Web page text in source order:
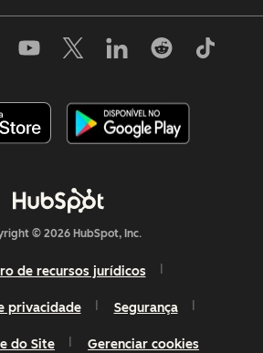
© 2026 HubSpot, Inc.
de recursos jurídicos
privacidade Segurança
do Site Gerenciar cookies